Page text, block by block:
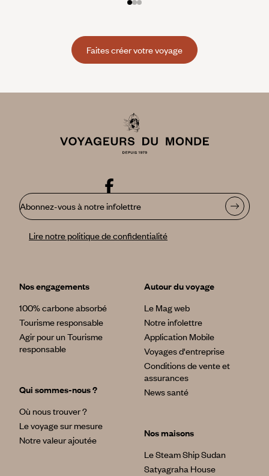
Faites créer votre voyage
Abonnez-vous à notre infolettre
Lire notre politique de confidentialité
Nos engagements
100% carbone absorbé
Tourisme responsable
Agir pour un Tourisme
responsable
Qui sommes-nous ?
Où nous trouver ?
Le voyage sur mesure
Notre valeur ajoutée
Autour du voyage
Le Mag web
Notre infolettre
Application Mobile
Voyages d'entreprise
Conditions de vente et
assurances
News santé
Nos maisons
Le Steam Ship Sudan
Satyagraha House